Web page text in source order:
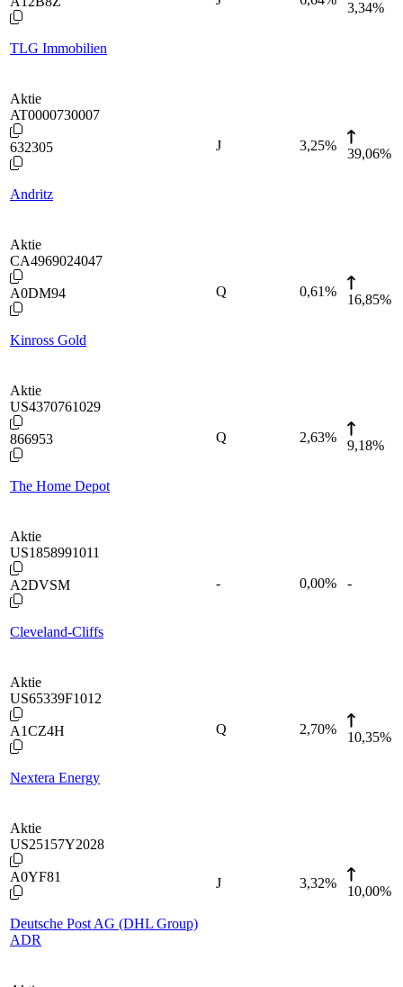
TLG Immobilien
3,34%
Aktie
AT0000730007
632305
Andritz
J 3,25%
39,06%
Aktie
CA4969024047
A0DM94
Kinross Gold
Q 0,61%
16,85%
Aktie
US4370761029
866953
The Home Depot
Q 2,63%
9,18%
Aktie
US1858991011
A2DVSM
Cleveland-Cliffs
- 0,00% -
Aktie
US65339F1012
A1CZ4H
Nextera Energy
Q 2,70%
10,35%
Aktie
US25157Y2028
A0YF81
Deutsche Post AG (DHL Group)
ADR
J 3,32%
10,00%